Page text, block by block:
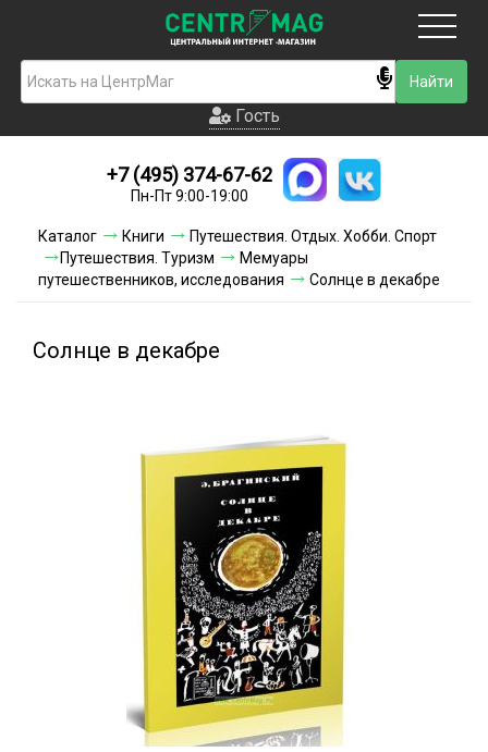
Гость
Новинки
Условия доставки
Условия оплаты
Гость
+7 (495) 374-67-62
Пн-Пт 9:00-19:00
Каталог Книги
Путешествия. Отдых. Хобби. Спорт
Путешествия. Туризм
Мемуары
путешественников, исследования
Солнце в декабре
Солнце в декабре